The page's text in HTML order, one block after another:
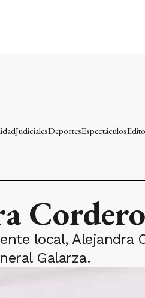
JudicialesDeportesEspectáculos
local, Alejandra
Galarza.